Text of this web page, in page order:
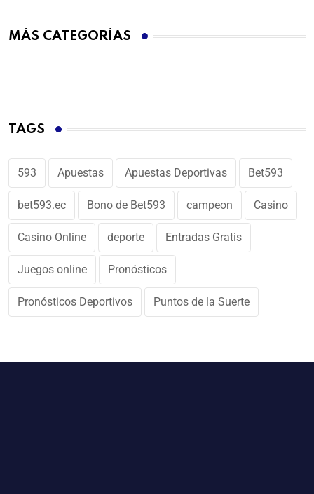
MÁS CATEGORÍAS
TAGS
593 Apuestas Apuestas Deportivas Bet593
bet593.ec Bono de Bet593 campeon Casino
Casino Online deporte Entradas Gratis
Juegos online Pronósticos
Pronósticos Deportivos Puntos de la Suerte